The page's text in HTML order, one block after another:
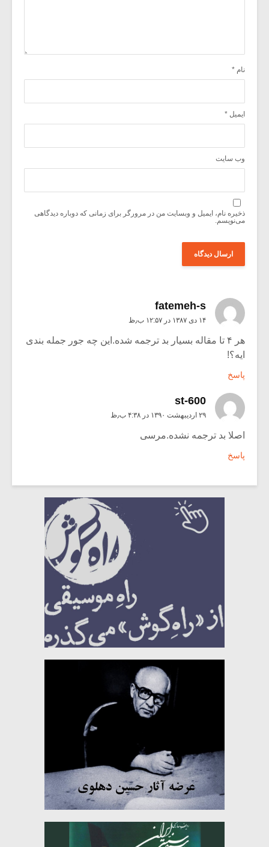
نام *
ایمیل *
وب‌ سایت
ذخیره نام، ایمیل و وبسایت من در مرورگر برای زمانی که دوباره دیدگاهی
می‌نویسم.
fatemeh-s
۱۴ دی ۱۳۸۷ در ۱۲:۵۷ ب٫ظ
هر ۴ تا مقاله بسیار بد ترجمه شده.این چه جور جمله بندی
ایه؟!
پاسخ
st-600
۲۹ اردیبهشت ۱۳۹۰ در ۴:۳۸ ب٫ظ
اصلا بد ترجمه نشده.مرسی
پاسخ